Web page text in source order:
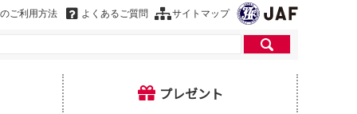
ご利用方法 よくあるご質問 サイトマップ
プレゼント